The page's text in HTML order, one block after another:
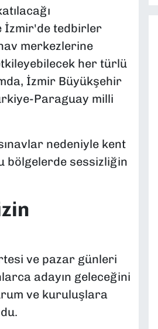
İzmir'de tedbirler
merkezlerine
her türlü
İzmir Büyükşehir
Paraguay milli
nedeniyle kent
bölgelerde sessizliğin
ve pazar günleri
adayın geleceğini
ve kuruluşlara